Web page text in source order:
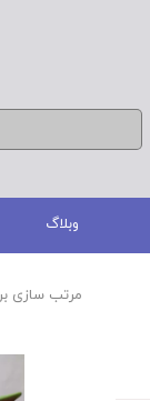
وبلاگ
مرتب سازی